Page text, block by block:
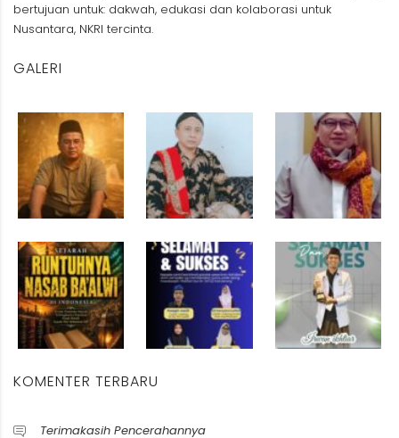
bertujuan untuk: dakwah, edukasi dan kolaborasi untuk
Nusantara, NKRI tercinta.
GALERI
KOMENTER TERBARU
Terimakasih Pencerahannya